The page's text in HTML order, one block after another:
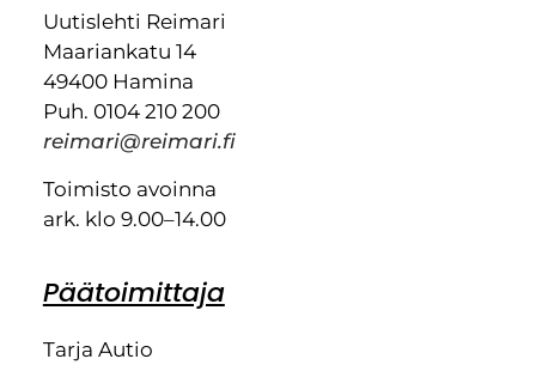
Uutislehti Reimari
Maariankatu 14
49400 Hamina
Puh. 0104 210 200
reimari@reimari.fi
Toimisto avoinna
ark. klo 9.00–14.00
Päätoimittaja
Tarja Autio